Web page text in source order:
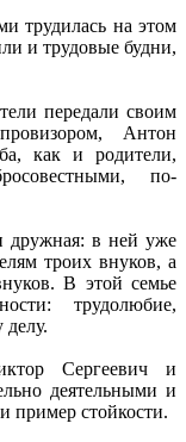
трудилась на этом
и трудовые будни,
передали своим
Антон
как и родители,
по-
дружная: в ней уже
троих внуков, а
В этой семье
трудолюбие,
Сергеевич и
деятельными и
пример стойкости.